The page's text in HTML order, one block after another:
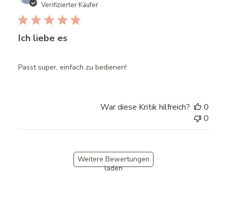
Verifizierter Käufer
Ich liebe es
Passt super, einfach zu bedienen!
War diese Kritik hilfreich?
0
0
Weitere Bewertungen
laden